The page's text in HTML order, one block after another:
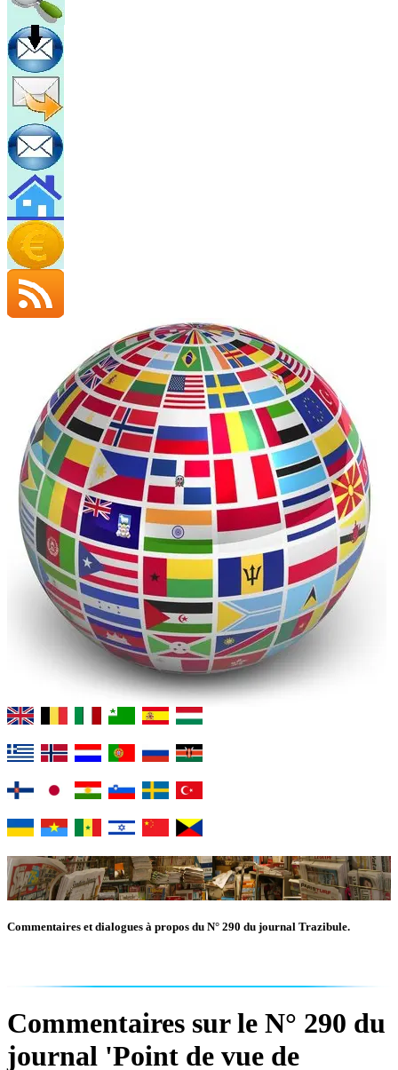
Commentaires et dialogues à propos du N° 290 du journal Trazibule.
Commentaires sur le N° 290 du
journal 'Point de vue de